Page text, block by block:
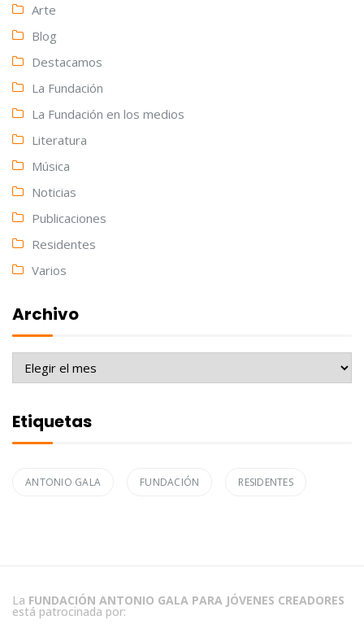
Arte
Blog
Destacamos
La Fundación
La Fundación en los medios
Literatura
Música
Noticias
Publicaciones
Residentes
Varios
Archivo
Archivo
Etiquetas
ANTONIO GALA FUNDACIÓN RESIDENTES
La FUNDACIÓN ANTONIO GALA PARA JÓVENES CREADORES
está patrocinada por: